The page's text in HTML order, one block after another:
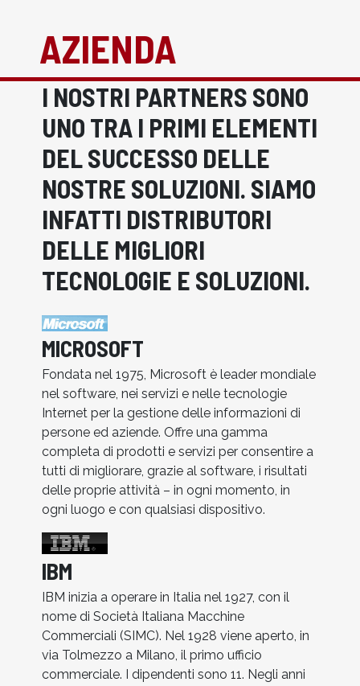
AZIENDA
I NOSTRI PARTNERS SONO
UNO TRA I PRIMI ELEMENTI
DEL SUCCESSO DELLE
NOSTRE SOLUZIONI. SIAMO
INFATTI DISTRIBUTORI
DELLE MIGLIORI
TECNOLOGIE E SOLUZIONI.
MICROSOFT
Fondata nel 1975, Microsoft è leader mondiale
nel software, nei servizi e nelle tecnologie
Internet per la gestione delle informazioni di
persone ed aziende. Offre una gamma
completa di prodotti e servizi per consentire a
tutti di migliorare, grazie al software, i risultati
delle proprie attività – in ogni momento, in
ogni luogo e con qualsiasi dispositivo.
IBM
IBM inizia a operare in Italia nel 1927, con il
nome di Società Italiana Macchine
Commerciali (SIMC). Nel 1928 viene aperto, in
via Tolmezzo a Milano, il primo ufficio
commerciale. I dipendenti sono 11. Negli anni